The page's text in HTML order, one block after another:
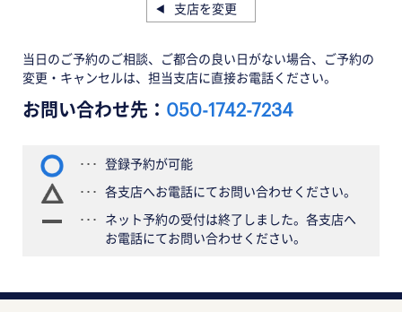
支店を変更
当日のご予約のご相談、ご都合の良い日がない場合、ご予約の
変更・キャンセルは、担当支店に直接お電話ください。
お問い合わせ先： 050-1742-7234
登録予約が可能
各支店へお電話にてお問い合わせください。
ネット予約の受付は終了しました。各支店へ
お電話にてお問い合わせください。